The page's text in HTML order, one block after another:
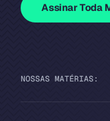
Assinar Toda
NOSSAS MATÉRIAS: